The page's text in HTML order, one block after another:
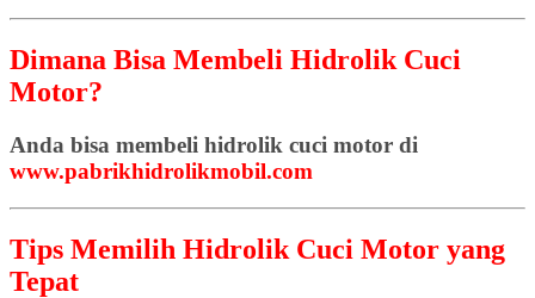
Dimana Bisa Membeli Hidrolik Cuci
Motor?
Anda bisa membeli hidrolik cuci motor di
www.pabrikhidrolikmobil.com
Tips Memilih Hidrolik Cuci Motor yang
Tepat